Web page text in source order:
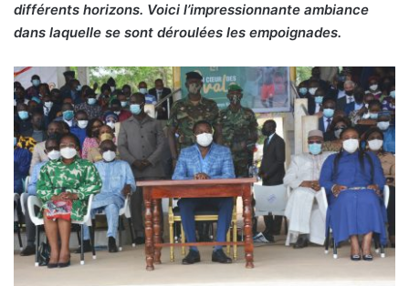
différents horizons. Voici l’impressionnante ambiance
dans laquelle se sont déroulées les empoignades.